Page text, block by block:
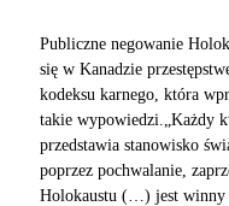
Publiczne negowanie
się w Kanadzie
kodeksu karnego, która
takie wypowiedzi.„Każdy
przedstawia stanowisko
poprzez pochwalanie,
Holokaustu (…) jest winny